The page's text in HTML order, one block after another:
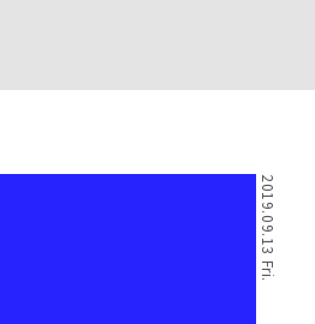
2019.09.13 Fri.